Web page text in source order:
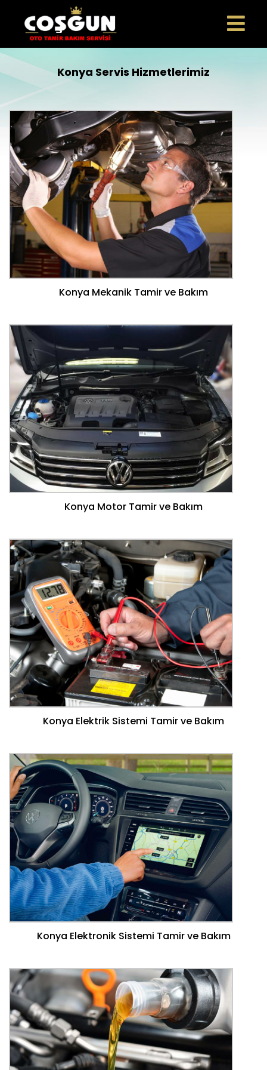
Konya Servis Hizmetlerimiz
Konya Mekanik Tamir ve Bakım
Konya Motor Tamir ve Bakım
Konya Elektrik Sistemi Tamir ve Bakım
Konya Elektronik Sistemi Tamir ve Bakım